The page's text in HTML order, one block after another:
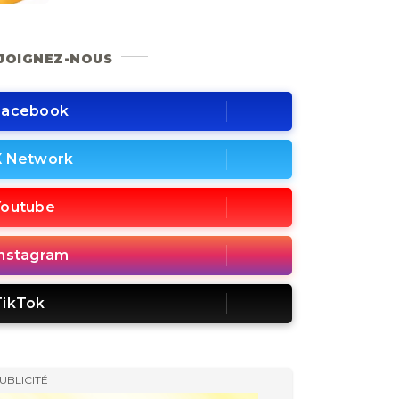
NOUS
Network